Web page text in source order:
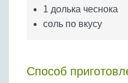
1 долька чеснока
соль по вкусу
Способ